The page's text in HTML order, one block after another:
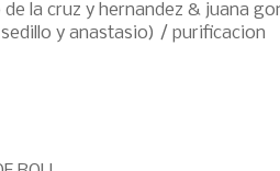
de la cruz y hernandez & juana
y anastasio) / purificacion